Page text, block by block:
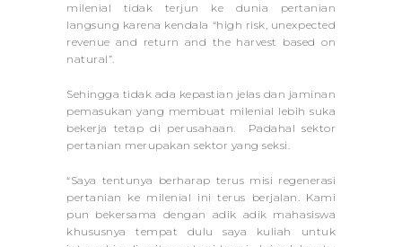
milenial tidak terjun ke dunia pertanian
langsung karena kendala “high risk, unexpected
revenue and return and the harvest based on
natural”.
Sehingga tidak ada kepastian jelas dan jaminan
pemasukan yang membuat milenial lebih suka
bekerja tetap di perusahaan. Padahal sektor
pertanian merupakan sektor yang seksi.
“Saya tentunya berharap terus misi regenerasi
pertanian ke milenial ini terus berjalan. Kami
pun bekersama dengan adik adik mahasiswa
khususnya tempat dulu saya kuliah untuk